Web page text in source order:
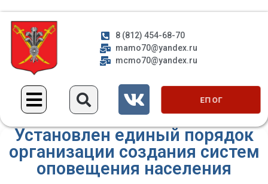
8 (812) 454-68-70
mamo70@yandex.ru
mcmo70@yandex.ru
ЕП ОГ
Установлен единый порядок
организации создания систем
оповещения населения